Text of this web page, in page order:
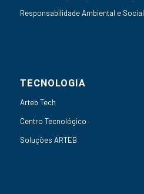
Responsabilidade Ambiental e Social
TECNOLOGIA
Arteb Tech
Centro Tecnológico
Soluções ARTEB